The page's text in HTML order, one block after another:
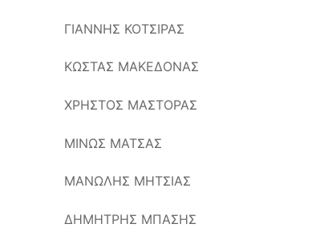
ΓΙΑΝΝΗΣ ΚΟΤΣΙΡΑΣ
ΚΩΣΤΑΣ ΜΑΚΕΔΟΝΑΣ
ΧΡΗΣΤΟΣ ΜΑΣΤΟΡΑΣ
ΜΙΝΩΣ ΜΑΤΣΑΣ
ΜΑΝΩΛΗΣ ΜΗΤΣΙΑΣ
ΔΗΜΗΤΡΗΣ ΜΠΑΣΗΣ